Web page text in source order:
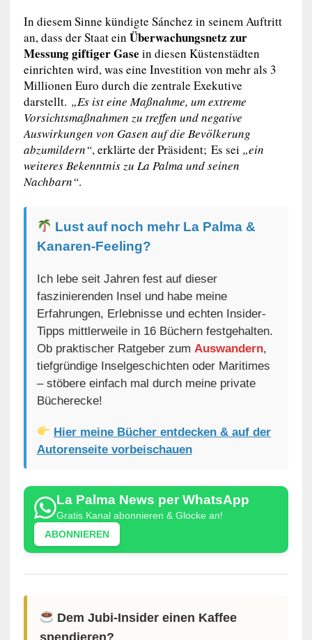
In diesem Sinne kündigte Sánchez in seinem Auftritt
an, dass der Staat ein Überwachungsnetz zur
Messung giftiger Gase in diesen Küstenstädten
einrichten wird, was eine Investition von mehr als 3
Millionen Euro durch die zentrale Exekutive
darstellt. „Es ist eine Maßnahme, um extreme
Vorsichtsmaßnahmen zu treffen und negative
Auswirkungen von Gasen auf die Bevölkerung
abzumildern“, erklärte der Präsident; Es sei „ein
weiteres Bekenntnis zu La Palma und seinen
Nachbarn“.
Lust auf noch mehr La Palma &
Kanaren-Feeling?
Ich lebe seit Jahren fest auf dieser
faszinierenden Insel und habe meine
Erfahrungen, Erlebnisse und echten Insider-
Tipps mittlerweile in 16 Büchern festgehalten.
Ob praktischer Ratgeber zum Auswandern,
tiefgründige Inselgeschichten oder Maritimes
– stöbere einfach mal durch meine private
Bücherecke!
Hier meine Bücher entdecken & auf der
Autorenseite vorbeischauen
La Palma News per WhatsApp
Gratis Kanal abonnieren & Glocke an!
ABONNIEREN
Dem Jubi-Insider einen Kaffee
spendieren?